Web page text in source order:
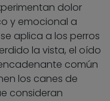
dolor
y emocional a
aplica a los perros
la vista, el oído
común
los canes de
consideran